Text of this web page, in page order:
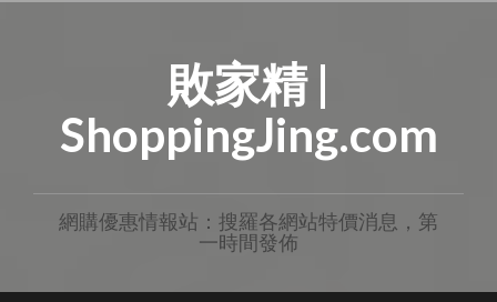
敗家精 |
ShoppingJing.com
網購優惠情報站：搜羅各網站特價消息，第
一時間發佈